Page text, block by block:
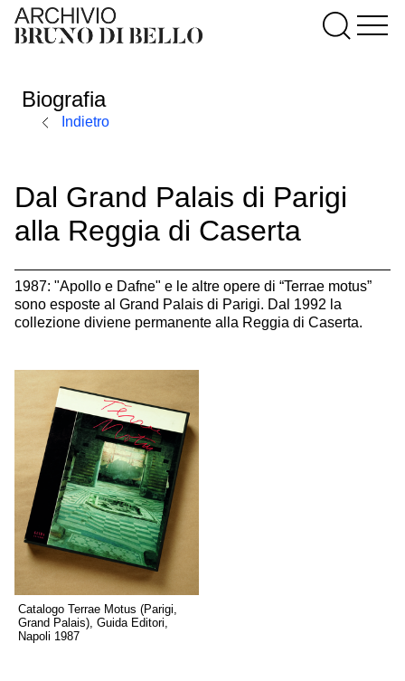
Biografia
Indietro
Dal Grand Palais di Parigi
alla Reggia di Caserta
1987: "Apollo e Dafne" e le altre opere di “Terrae motus”
sono esposte al Grand Palais di Parigi. Dal 1992 la
collezione diviene permanente alla Reggia di Caserta.
Catalogo Terrae Motus (Parigi,
Grand Palais), Guida Editori,
Napoli 1987